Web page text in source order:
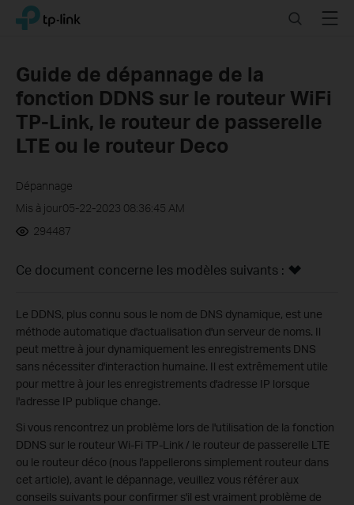
Click
navigation
bar
TP-Link, Reliably Smart SearchMenu
Guide de dépannage de la
fonction DDNS sur le routeur WiFi
TP-Link, le routeur de passerelle
LTE ou le routeur Deco
Dépannage
Mis à jour05-22-2023 08:36:45 AM
294487
Ce document concerne les modèles suivants :
Le DDNS, plus connu sous le nom de DNS dynamique, est une
méthode automatique d'actualisation d'un serveur de noms. Il
peut mettre à jour dynamiquement les enregistrements DNS
sans nécessiter d'interaction humaine. Il est extrêmement utile
pour mettre à jour les enregistrements d'adresse IP lorsque
l'adresse IP publique change.
Si vous rencontrez un problème lors de l'utilisation de la fonction
DDNS sur le routeur Wi-Fi TP-Link / le routeur de passerelle LTE
ou le routeur déco (nous l'appellerons simplement routeur dans
cet article), avant le dépannage, veuillez vous référer aux
conseils suivants pour confirmer s'il est vraiment problème de